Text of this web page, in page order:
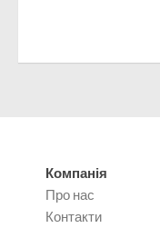
Компанія
Про нас
Контакти